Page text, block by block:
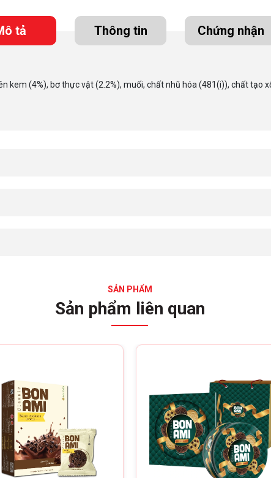
tả Thông tin Chứng nhận
kem (4%), bơ thực vật (2.2%), muối, chất nhũ hóa (481(i)), chất tạo
SẢN PHẨM
Sản phẩm liên quan